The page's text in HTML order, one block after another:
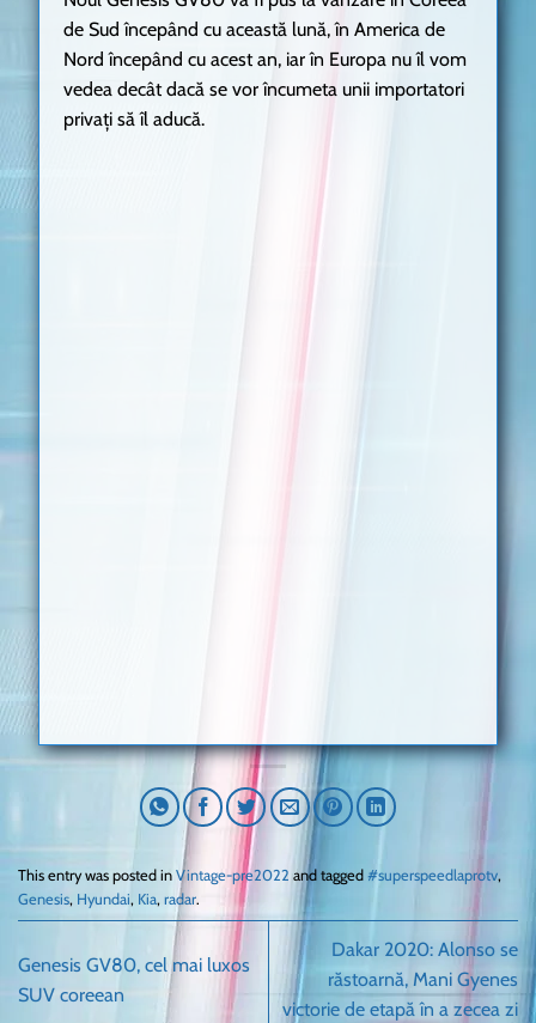
de Sud începând cu această lună, în America de
Nord începând cu acest an, iar în Europa nu îl vom
vedea decât dacă se vor încumeta unii importatori
privați să îl aducă.
This entry was posted in Vintage-pre2022 and tagged #superspeedlaprotv,
Genesis, Hyundai, Kia, radar.
Genesis GV80, cel mai luxos
SUV coreean
Dakar 2020: Alonso se
răstoarnă, Mani Gyenes
victorie de etapă în a zecea zi